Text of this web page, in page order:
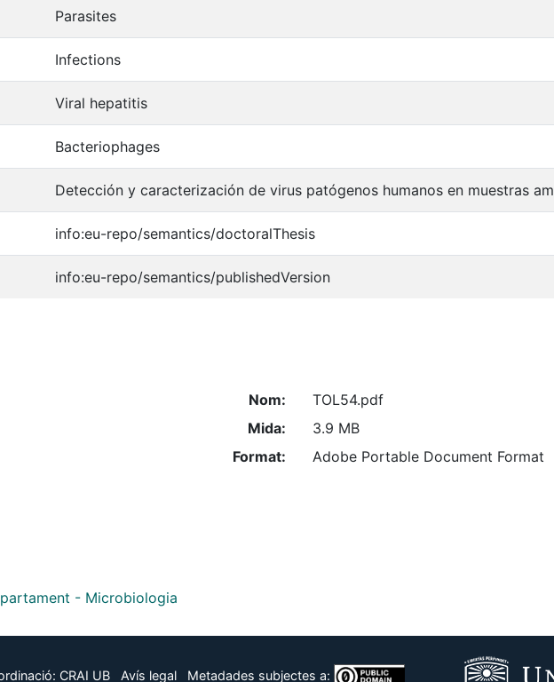
Parasites
Infections
Viral hepatitis
Bacteriophages
Detección y caracterización de virus patógenos humanos en muestras
info:eu-repo/semantics/doctoralThesis
info:eu-repo/semantics/publishedVersion
Nom:
TOL54.pdf
Mida:
3.9 MB
Format:
Adobe Portable Document Format
- Microbiologia
CRAI UB Avís legal Metadades subjectes a: